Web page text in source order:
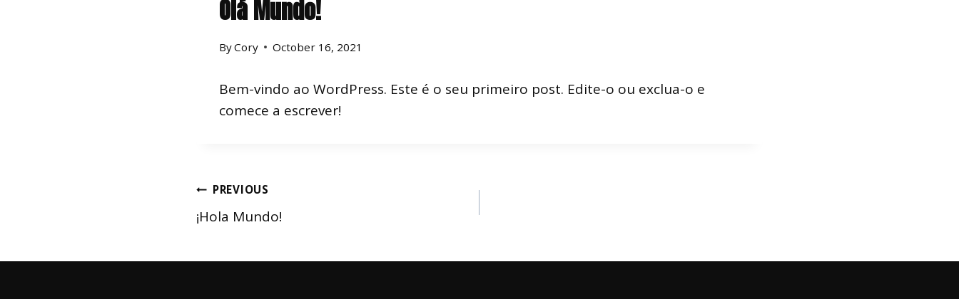
Olá Mundo!
ByCory October 16, 2021
Bem-vindo ao WordPress. Este é o seu primeiro post. Edite-o ou exclua-o e
comece a escrever!
PREVIOUS
¡Hola Mundo!